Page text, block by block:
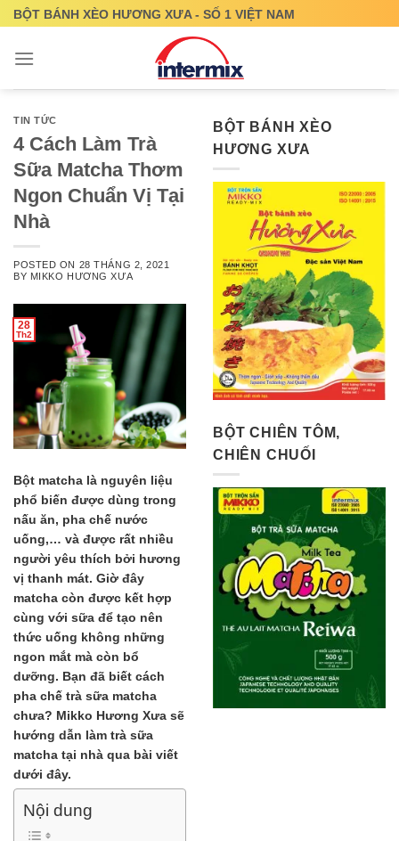
Skip
content
BỘT BÁNH XÈO HƯƠNG XƯA - SỐ 1 VIỆT NAM
TIN TỨC
4 Cách Làm Trà
Sữa Matcha Thơm
Ngon Chuẩn Vị Tại
Nhà
POSTED ON 28 THÁNG 2, 2021
BY MIKKO HƯƠNG XƯA
28
Th2
Bột matcha là nguyên liệu
phổ biến được dùng trong
nấu ăn, pha chế nước
uống,… và được rất nhiều
người yêu thích bởi hương
vị thanh mát. Giờ đây
matcha còn được kết hợp
cùng với sữa để tạo nên
thức uống không những
ngon mắt mà còn bổ
dưỡng. Bạn đã biết cách
pha chế trà sữa matcha
chưa? Mikko Hương Xưa sẽ
hướng dẫn làm trà sữa
matcha tại nhà qua bài viết
dưới đây.
Nội dung
BỘT BÁNH XÈO
HƯƠNG XƯA
BỘT CHIÊN TÔM,
CHIÊN CHUỐI